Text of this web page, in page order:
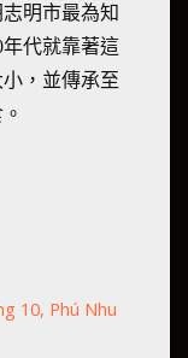
明市最為知
代就靠著這
，並傳承至
10, Phú Nhu